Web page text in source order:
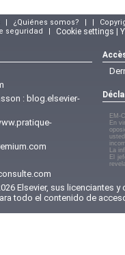
¿Quiénes somos?
seguridad Cookie settings |
: blog.elsevier-
EM-
En
La
El
Elsevier, sus licenciantes
todo el contenido de